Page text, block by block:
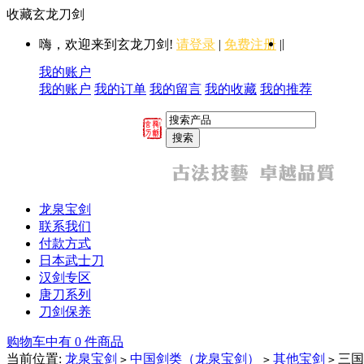
收藏玄龙刀剑
嗨，欢迎来到玄龙刀剑! 请登录 | 免费注册 ||
我的账户
我的账户 我的订单 我的留言 我的收藏 我的推荐
龙泉宝剑
联系我们
付款方式
日本武士刀
汉剑专区
唐刀系列
刀剑保养
购物车中有 0 件商品
当前位置: 龙泉宝剑 > 中国剑类（龙泉宝剑） > 其他宝剑 > 三